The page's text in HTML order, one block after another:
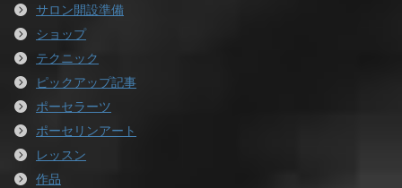
サロン開設準備
ショップ
テクニック
ピックアップ記事
ポーセラーツ
ポーセリンアート
レッスン
作品